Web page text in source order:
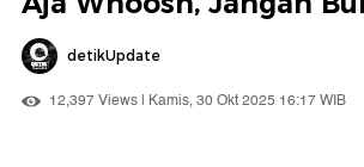
detikUpdate
12,397 Views | Kamis, 30 Okt 2025 16:17 WIB